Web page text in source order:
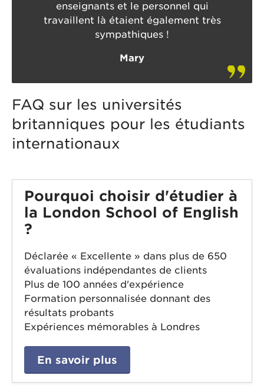
enseignants et le personnel qui
travaillent là étaient également très
sympathiques !
Mary
FAQ sur les universités
britanniques pour les étudiants
internationaux
Pourquoi choisir d'étudier à
la London School of English
?
Déclarée « Excellente » dans plus de 650
évaluations indépendantes de clients
Plus de 100 années d'expérience
Formation personnalisée donnant des
résultats probants
Expériences mémorables à Londres
En savoir plus